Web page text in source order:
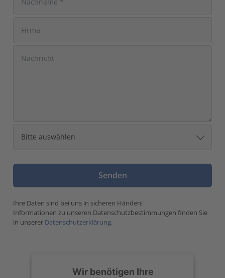
Ihre Daten sind bei uns in sicheren Händen!
Informationen zu unseren Datenschutzbestimmungen finden Sie
in unserer Datenschutzerklärung.
Wir benötigen Ihre